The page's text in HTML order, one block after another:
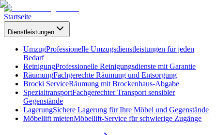
Startseite
Dienstleistungen
UmzugProfessionelle Umzugsdienstleistungen für jeden
Bedarf
ReinigungProfessionelle Reinigungsdienste mit Garantie
RäumungFachgerechte Räumung und Entsorgung
Brocki ServiceRäumung mit Brockenhaus-Abgabe
SpezialtransportFachgerechter Transport sensibler
Gegenstände
LagerungSichere Lagerung für Ihre Möbel und Gegenstände
Möbellift mietenMöbellift-Service für schwierige Zugänge